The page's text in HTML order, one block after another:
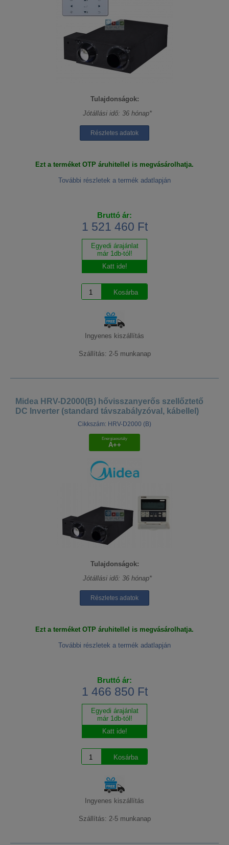
Tulajdonságok:
Jótállási idő: 36 hónap*
Részletes adatok
Ezt a terméket OTP áruhitellel is megvásárolhatja.
További részletek a termék adatlapján
Bruttó ár:
1 521 460 Ft
Egyedi árajánlat
már 1db-tól!
Katt ide!
Ingyenes kiszállítás
Szállítás: 2-5 munkanap
Midea HRV-D2000(B) hővisszanyerős szellőztető
DC Inverter (standard távszabályzóval, kábellel)
Cikkszám: HRV-D2000 (B)
Energiaosztály
A++
Tulajdonságok:
Jótállási idő: 36 hónap*
Részletes adatok
Ezt a terméket OTP áruhitellel is megvásárolhatja.
További részletek a termék adatlapján
Bruttó ár:
1 466 850 Ft
Egyedi árajánlat
már 1db-tól!
Katt ide!
Ingyenes kiszállítás
Szállítás: 2-5 munkanap